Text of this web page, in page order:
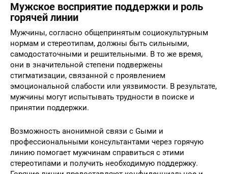
Мужское восприятие поддержки и роль
горячей линии
Мужчины, согласно общепринятым социокультурным
нормам и стереотипам, должны быть сильными,
самодостаточными и решительными. В то же время,
они в значительной степени подвержены
стигматизации, связанной с проявлением
эмоциональной слабости или уязвимости. В результате,
мужчины могут испытывать трудности в поиске и
принятии поддержки.
Возможность анонимной связи с Gыми и
профессиональными консультантами через горячую
линию помогает мужчинам справиться с этими
стереотипами и получить необходимую поддержку.